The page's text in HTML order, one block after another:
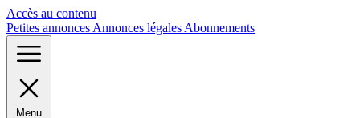
Accès au contenu
Petites annonces Annonces légales Abonnements
Menu
Panneau de gestion des cookies